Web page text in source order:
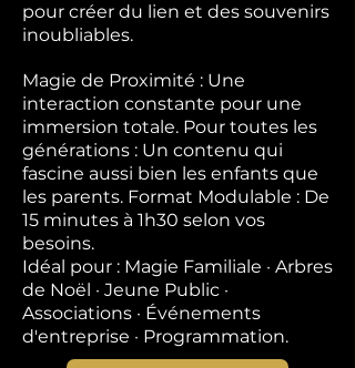
pour créer du lien et des souvenirs
inoubliables.
Magie de Proximité : Une
interaction constante pour une
immersion totale. Pour toutes les
générations : Un contenu qui
fascine aussi bien les enfants que
les parents. Format Modulable : De
15 minutes à 1h30 selon vos
besoins.
Idéal pour : Magie Familiale · Arbres
de Noël · Jeune Public ·
Associations · Événements
d'entreprise · Programmation.